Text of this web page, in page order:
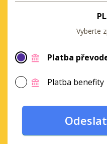
Vyberte
Platba
Platba benefity